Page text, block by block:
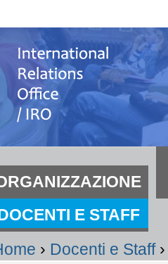
E STAFF
› Docenti e Staff ›